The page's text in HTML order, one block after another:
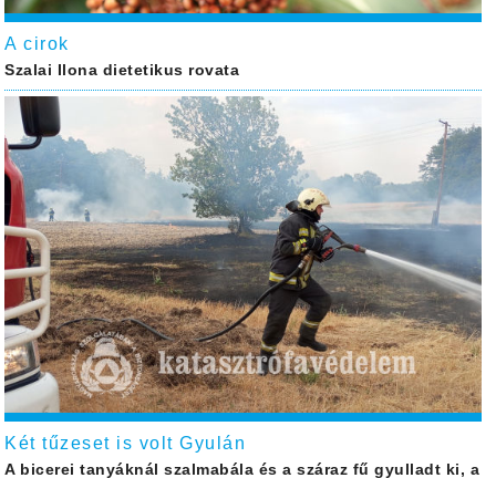
A cirok
Szalai Ilona dietetikus rovata
Két tűzeset is volt Gyulán
A bicerei tanyáknál szalmabála és a száraz fű gyulladt ki, a